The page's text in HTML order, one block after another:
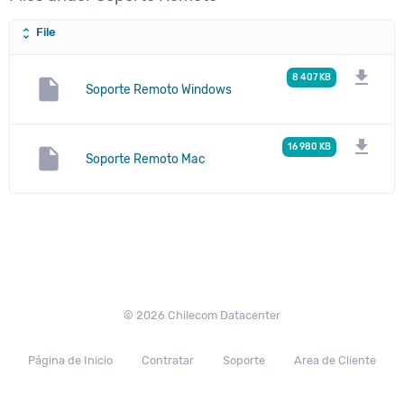
unfold_more File
insert_drive_file Soporte Remoto Windows
8 407 KB download
insert_drive_file Soporte Remoto Mac
16 980 KB download
© 2026 Chilecom Datacenter
Página de Inicio Contratar Soporte Area de Cliente